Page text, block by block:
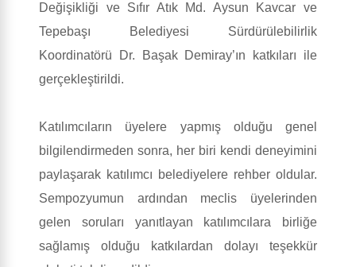
Değişikliği ve Sıfır Atık Md. Aysun Kavcar ve
Tepebaşı Belediyesi Sürdürülebilirlik
Koordinatörü Dr. Başak Demiray’ın katkıları ile
gerçekleştirildi.
Katılımcıların üyelere yapmış olduğu genel
bilgilendirmeden sonra, her biri kendi deneyimini
paylaşarak katılımcı belediyelere rehber oldular.
Sempozyumun ardından meclis üyelerinden
gelen soruları yanıtlayan katılımcılara birliğe
sağlamış olduğu katkılardan dolayı teşekkür